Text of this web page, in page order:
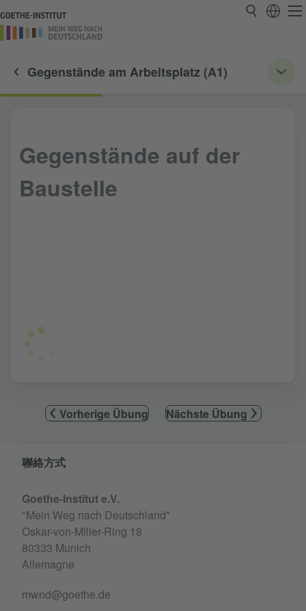
Gegenstände am Arbeitsplatz (A1)
Gegenstände auf der
Baustelle
Vorherige Übung Nächste Übung
Information and services
聯絡方式
Goethe-Institut e.V.
"Mein Weg nach Deutschland"
Oskar-von-Miller-Ring 18
80333 Munich
Allemagne
mwnd@goethe.de